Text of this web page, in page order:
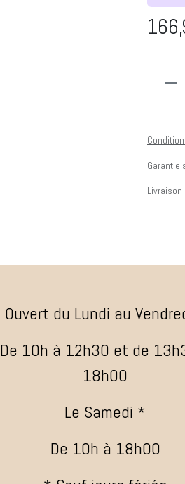
Garantie
Ouvert du Lundi au
De 10h à 12h30 et de
18h00
Le Samedi *
De 10h à 18h00